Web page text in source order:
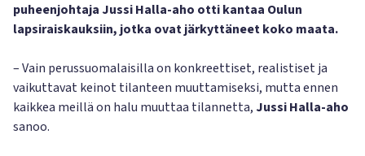
puheenjohtaja Jussi Halla-aho otti kantaa Oulun
lapsiraiskauksiin, jotka ovat järkyttäneet koko maata.
– Vain perussuomalaisilla on konkreettiset, realistiset ja
vaikuttavat keinot tilanteen muuttamiseksi, mutta ennen
kaikkea meillä on halu muuttaa tilannetta, Jussi Halla-aho
sanoo.